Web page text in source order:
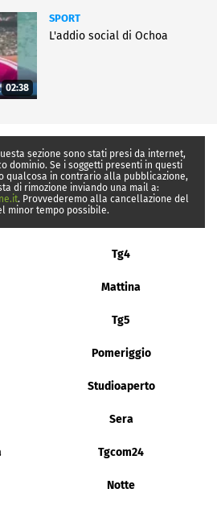
02:38
SPORT
L'addio social di Ochoa
sezione sono stati presi da internet,
dominio. Se i soggetti presenti in questi
qualcosa in contrario alla pubblicazione,
di rimozione inviando una mail a:
. Provvederemo alla cancellazione del
minor tempo possibile.
Tg4
Mattina
Tg5
Pomeriggio
Studioaperto
Sera
Tgcom24
Notte